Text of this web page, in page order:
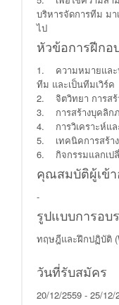
บริหารจัดการทีม ม
ไป
หัวข้อการฝีกอ
1. ความหมายและ
ทีม และเป็นทีมเวิร์ค
2. จิตวิทยา การสร้
3. การสร้างบุคลิกภ
4. การวิเคราะห์แล
5. เทคนิคการสร้า
6. กิจกรรมแลกเปลี่
คุณสมบัติผู้เข้า
-
รูปแบบการอบ
ทฤษฎีและฝึกปฏิบัติ
วันที่รับสมัคร
20/12/2559 - 25/12/